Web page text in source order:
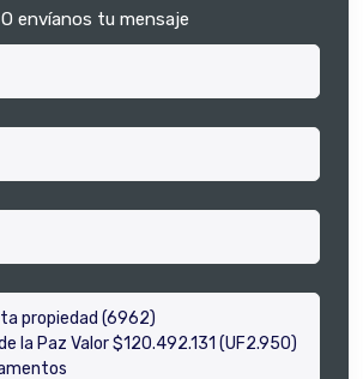
O envíanos tu mensaje